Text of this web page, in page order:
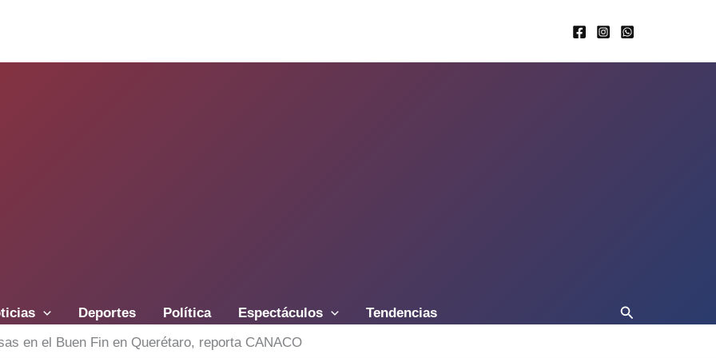
Deportes Política Espectáculos Tendencias Buscar
en el Buen Fin en Querétaro, reporta CANACO